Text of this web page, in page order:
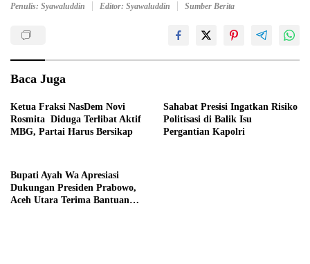
Penulis: Syawaluddin Editor: Syawaluddin Sumber Berita
Baca Juga
Ketua Fraksi NasDem Novi
Rosmita Diduga Terlibat Aktif
MBG, Partai Harus Bersikap
Sahabat Presisi Ingatkan Risiko
Politisasi di Balik Isu
Pergantian Kapolri
Bupati Ayah Wa Apresiasi
Dukungan Presiden Prabowo,
Aceh Utara Terima Bantuan